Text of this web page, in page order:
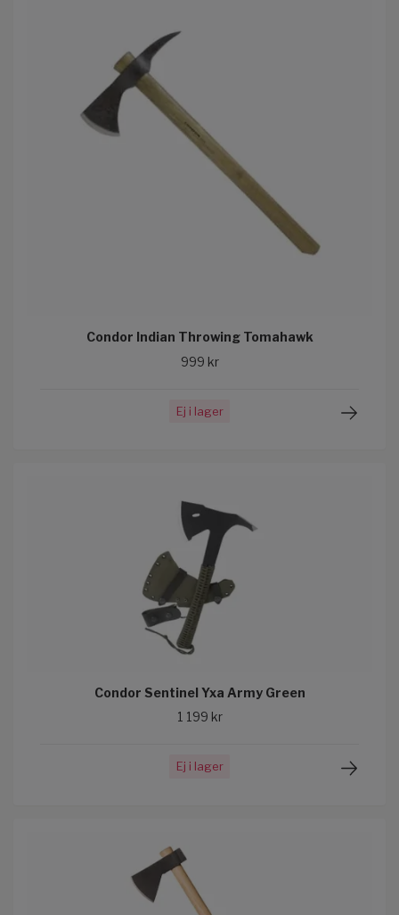
Condor Indian Throwing Tomahawk
999 kr
Ej i lager
Condor Sentinel Yxa Army Green
1 199 kr
Ej i lager